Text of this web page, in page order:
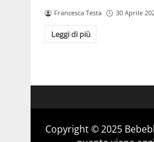
Francesca Testa 30 Aprile
Leggi di più
Copyright © 2025